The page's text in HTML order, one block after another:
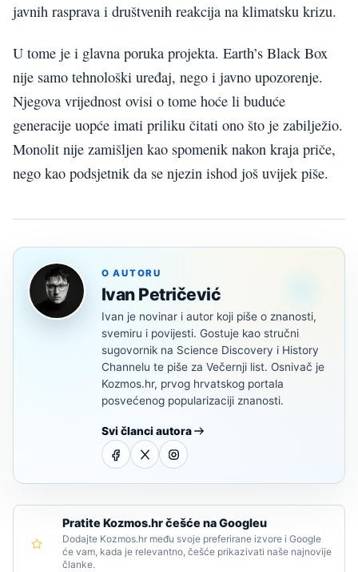
javnih rasprava i društvenih reakcija na klimatsku krizu.
U tome je i glavna poruka projekta. Earth’s Black Box
nije samo tehnološki uređaj, nego i javno upozorenje.
Njegova vrijednost ovisi o tome hoće li buduće
generacije uopće imati priliku čitati ono što je zabilježio.
Monolit nije zamišljen kao spomenik nakon kraja priče,
nego kao podsjetnik da se njezin ishod još uvijek piše.
O AUTORU
Ivan Petričević
Ivan je novinar i autor koji piše o znanosti,
svemiru i povijesti. Gostuje kao stručni
sugovornik na Science Discovery i History
Channelu te piše za Večernji list. Osnivač je
Kozmos.hr, prvog hrvatskog portala
posvećenog popularizaciji znanosti.
Svi članci autora
Pratite Kozmos.hr češće na Googleu
Dodajte Kozmos.hr među svoje preferirane izvore i Google
će vam, kada je relevantno, češće prikazivati naše najnovije
članke.